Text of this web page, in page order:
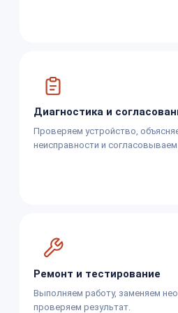
Диагностика и
Проверяем устройство,
неисправности и согласовываем
Ремонт и тестирование
Выполняем работу, заменяем
проверяем результат.